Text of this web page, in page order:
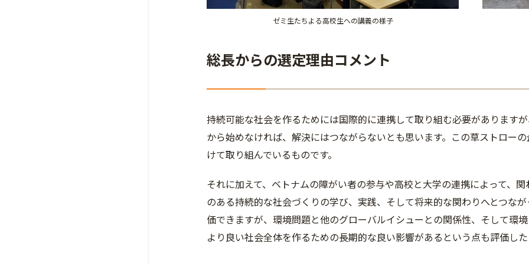
ゼミ生たちよる高校生への講義の様子
総長からの選定理由コメント
持続可能な社会を作るためには国際的に連携して取り組む必要があります
から始めなければ、解決にはつながらないとも思います。この草ストロー
けて取り組んでいるものです。
それに加えて、ベトナムの障がい者の参与や高校と大学の連携によって、
のある持続的な社会づくりの学び、実践、そして将来的な関わりへとつな
価できますが、環境問題と他のグローバルイシューとの関係性、そして環
より良い社会全体を作るための長期的な良い影響があるという点も評価し